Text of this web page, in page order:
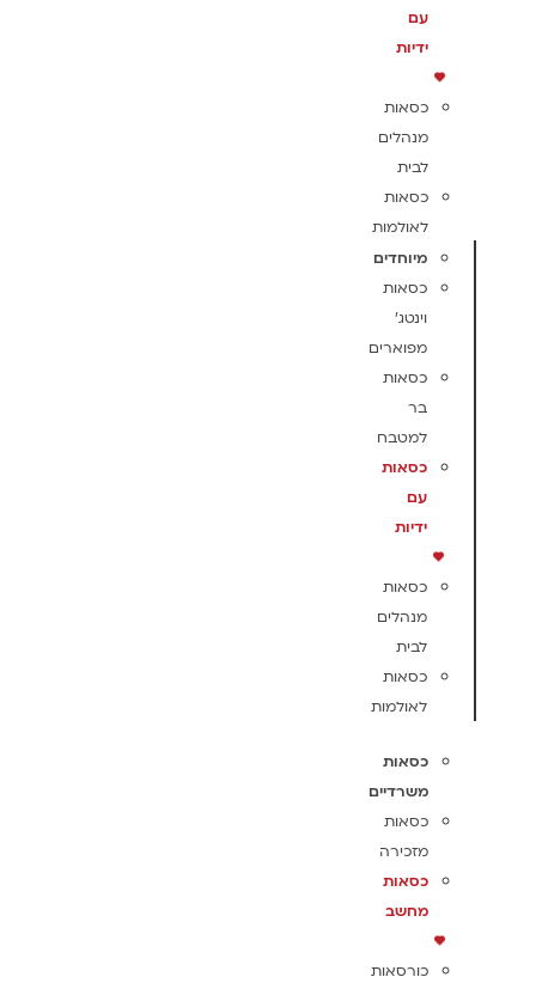
עם
ידיות
כסאות
מנהלים
לבית
כסאות
לאולמות
מיוחדים
כסאות
וינטג'
מפוארים
כסאות
בר
למטבח
כסאות
עם
ידיות
כסאות
מנהלים
לבית
כסאות
לאולמות
כסאות
משרדיים
כסאות
מזכירה
כסאות
מחשב
כורסאות